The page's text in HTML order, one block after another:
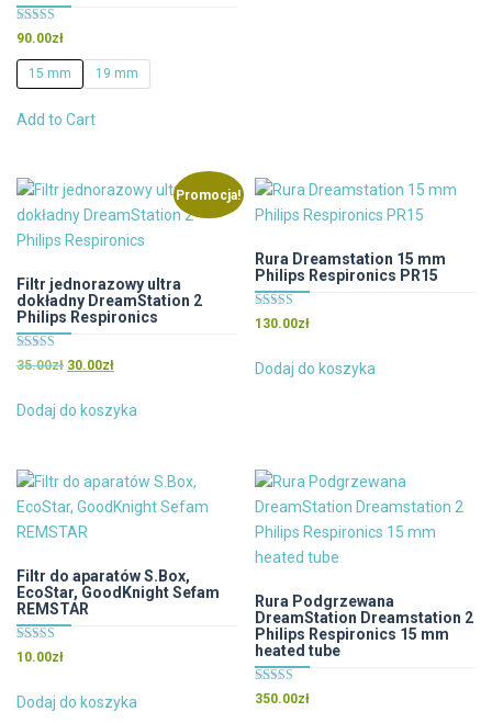
Oceniono
5.00
na 5
90.00zł
15 mm 19 mm
Add to Cartprodukt
wariantów.
wybrać
na
stronie
Promocja!
Filtr jednorazowy ultra
dokładny DreamStation 2
Philips Respironics
Oceniono
5.00
35.00zł Pierwotna
wynosiła:
30.00złAktualna
wynosi:
Dodaj do koszyka
Rura Dreamstation 15 mm
Philips Respironics PR15
Oceniono
5.00
130.00zł
Dodaj do koszyka
Filtr do aparatów S.Box,
EcoStar, GoodKnight Sefam
REMSTAR
Oceniono
4.00
10.00zł
Dodaj do koszyka
Rura Podgrzewana
DreamStation Dreamstation 2
Philips Respironics 15 mm
heated tube
Oceniono
5.00
350.00zł